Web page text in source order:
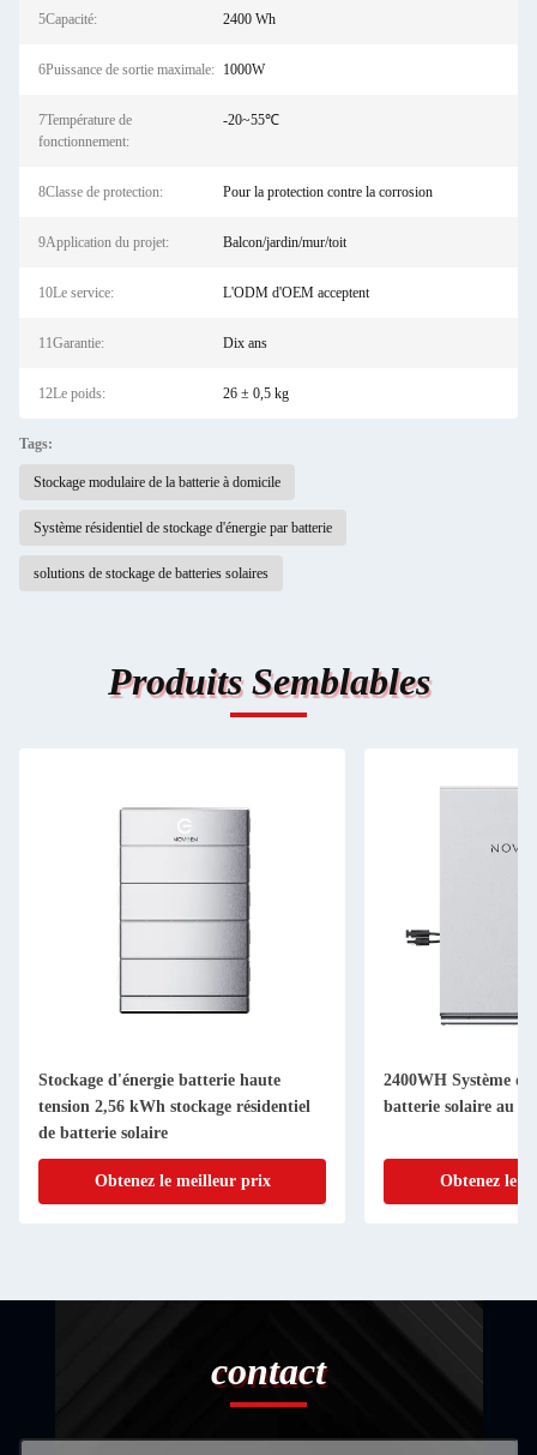
5Capacité: 2400 Wh
6Puissance de sortie maximale: 1000W
7Température de
fonctionnement:
-20~55℃
8Classe de protection: Pour la protection contre la corrosion
9Application du projet: Balcon/jardin/mur/toit
10Le service: L'ODM d'OEM acceptent
11Garantie: Dix ans
12Le poids: 26 ± 0,5 kg
Tags:
Stockage modulaire de la batterie à domicile
Système résidentiel de stockage d'énergie par batterie
solutions de stockage de batteries solaires
Produits Semblables
Stockage d'énergie batterie haute
tension 2,56 kWh stockage résidentiel
de batterie solaire
Obtenez le meilleur prix
2400WH Système de
batterie solaire au
Obtenez le
contact